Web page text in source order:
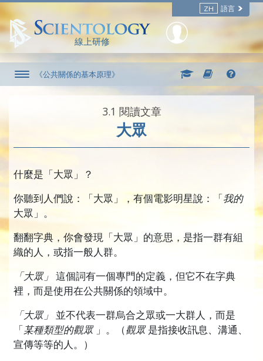
ZH 語言
線上研修
《公共關係的基本原理》
3.‎1 閱讀文章
大眾
什麼是「大眾」？
你聽到人們說：「大眾」，有個電影明星說：「我的
大眾」。
翻翻字典，你會發現「大眾」的意思，是指一群有組
織的人，或指一般人群。
「大眾」 這個詞有一個專門的定義，但它不在字典
裡，而是使用在公共關係的領域中。
「大眾」 並不代表一群烏合之眾或一大群人， 而是
「某種類型的觀眾 」。（觀眾是指接收訊息、溝通、
宣傳等等的人。）